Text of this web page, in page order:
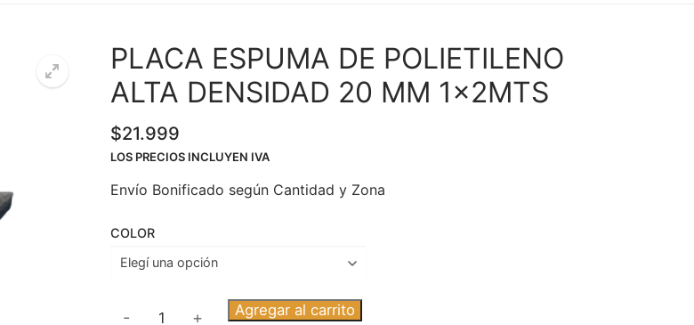
PLACA ESPUMA DE POLIETILENO
ALTA DENSIDAD 20 MM 1x2MTS
$21.999
LOS PRECIOS INCLUYEN IVA
Envío Bonificado según Cantidad y Zona
COLOR
- + Agregar al carrito